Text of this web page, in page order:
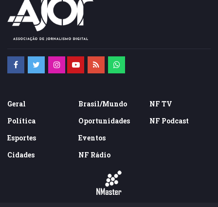
Geral
Política
Esportes
Cidades
Brasil/Mundo
Oportunidades
Eventos
NF Rádio
NF TV
NF Podcast